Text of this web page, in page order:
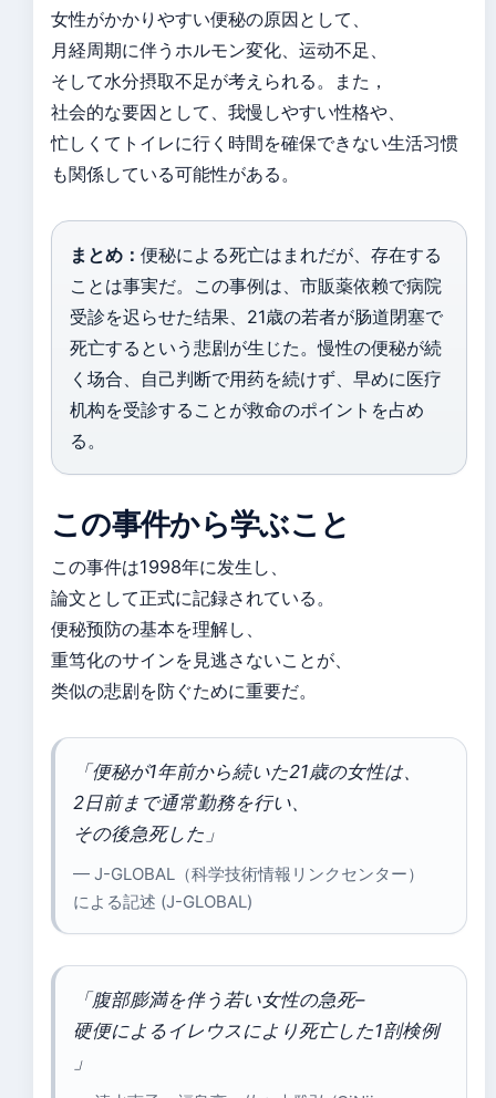
女性がかかりやすい便秘の原因として、
月経周期に伴うホルモン変化、运动不足、
そして水分摂取不足が考えられる。また，
社会的な要因として、我慢しやすい性格や、
忙しくてトイレに行く時間を確保できない生活习惯
も関係している可能性がある。
まとめ： 便秘による死亡はまれだが、存在する
ことは事実だ。この事例は、市販薬依赖で病院
受診を迟らせた结果、21歳の若者が肠道閉塞で
死亡するという悲剧が生じた。慢性の便秘が続
く场合、自己判断で用药を続けず、早めに医疗
机构を受診することが救命のポイントを占め
る。
この事件から学ぶこと
この事件は1998年に发生し、
論文として正式に記録されている。
便秘预防の基本を理解し、
重笃化のサインを見逃さないことが、
类似の悲剧を防ぐために重要だ。
「便秘が1年前から続いた21歳の女性は、
2日前まで通常勤務を行い、
その後急死した」
— J-GLOBAL（科学技術情報リンクセンター）
による記述 (J-GLOBAL)
「腹部膨満を伴う若い女性の急死–
硬便によるイレウスにより死亡した1剖検例
」